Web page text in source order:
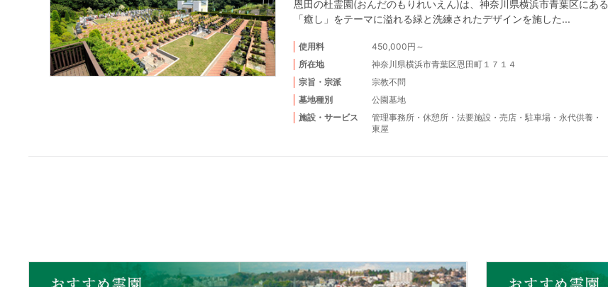
恩田の杜霊園(おんだのもりれいえん)は、神奈川県横浜市青葉区にある
「癒し」をテーマに溢れる緑と洗練されたデザインを施した...
使用料
450,000円～
所在地
神奈川県横浜市青葉区恩田町１７１４
宗旨・宗派
宗教不問
墓地種別
公園墓地
施設・サービス
管理事務所 ・休憩所 ・法要施設 ・売店 ・駐車場 ・ 永代供養 ・
東屋